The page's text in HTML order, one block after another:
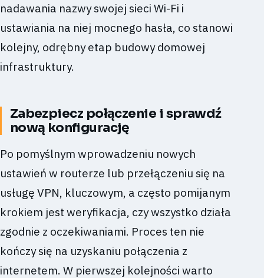
nadawania nazwy swojej sieci Wi-Fi i
ustawiania na niej mocnego hasła, co stanowi
kolejny, odrębny etap budowy domowej
infrastruktury.
Zabezpiecz połączenie i sprawdź
nową konfigurację
Po pomyślnym wprowadzeniu nowych
ustawień w routerze lub przełączeniu się na
usługę VPN, kluczowym, a często pomijanym
krokiem jest weryfikacja, czy wszystko działa
zgodnie z oczekiwaniami. Proces ten nie
kończy się na uzyskaniu połączenia z
internetem. W pierwszej kolejności warto